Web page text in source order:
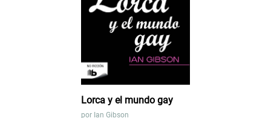
Lorca y el mundo gay
por Ian Gibson